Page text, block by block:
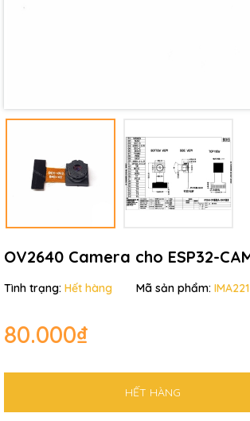
OV2640 Camera cho ESP32-
Tình trạng: Hết hàng Mã sản phẩm: IMA221
80.000₫
HẾT HÀNG
Mã giảm giá: